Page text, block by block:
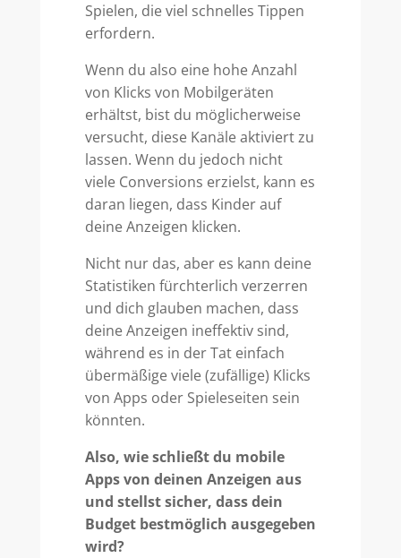
Spielen, die viel schnelles Tippen
erfordern.
Wenn du also eine hohe Anzahl
von Klicks von Mobilgeräten
erhältst, bist du möglicherweise
versucht, diese Kanäle aktiviert zu
lassen. Wenn du jedoch nicht
viele Conversions erzielst, kann es
daran liegen, dass Kinder auf
deine Anzeigen klicken.
Nicht nur das, aber es kann deine
Statistiken fürchterlich verzerren
und dich glauben machen, dass
deine Anzeigen ineffektiv sind,
während es in der Tat einfach
übermäßige viele (zufällige) Klicks
von Apps oder Spieleseiten sein
könnten.
Also, wie schließt du mobile
Apps von deinen Anzeigen aus
und stellst sicher, dass dein
Budget bestmöglich ausgegeben
wird?